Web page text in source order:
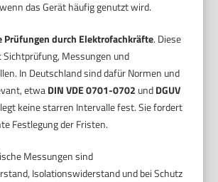
das Gerät häufig genutzt wird.
Prüfungen durch Elektrofachkräfte. Diese
Messungen und
In Deutschland sind dafür Normen und
etwaDIN VDE 0701-0702 undDGUV
legt keine starren Intervalle fest. Sie fordert
Festlegung der Fristen.
Messungen sind
Isolationswiderstand und bei Schutz